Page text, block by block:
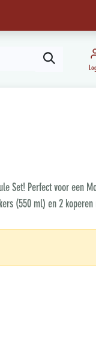
Set! Perfect voor een
(550 ml) en 2